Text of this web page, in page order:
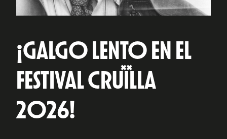
¡GALGO LENTO EN EL
FESTIVAL CRUÏLLA
2026!